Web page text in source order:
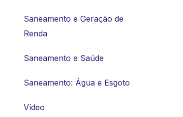
Saneamento e Geração de
Renda
Saneamento e Saúde
Saneamento: Água e Esgoto
Vídeo